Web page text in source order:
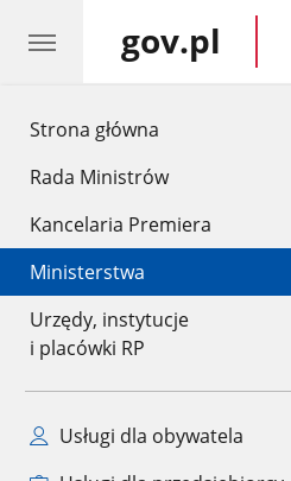
Strona główna
Rada Ministrów
Kancelaria Premiera
Ministerstwa
Urzędy, instytucje
i placówki RP
Usługi dla obywatela
gov.pl